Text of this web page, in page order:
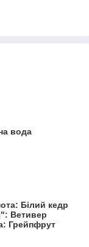
вода
Білий кедр
Ветивер
Грейпфрут